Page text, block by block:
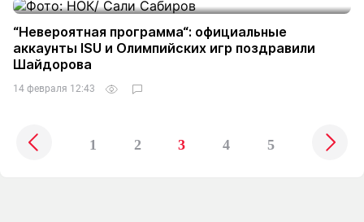
“Невероятная программа“: официальные
аккаунты ISU и Олимпийских игр поздравили
Шайдорова
14 февраля 12:43
1 2 3 4 5